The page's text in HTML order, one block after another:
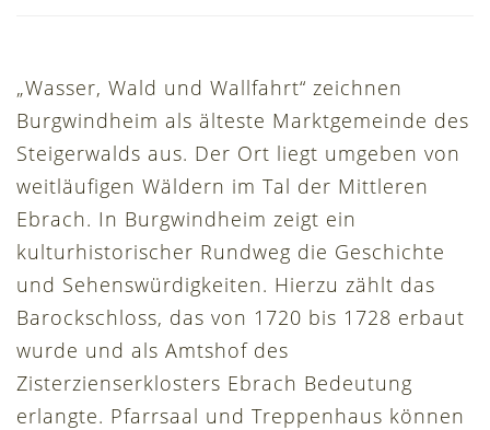
„Wasser, Wald und Wallfahrt“ zeichnen
Burgwindheim als älteste Marktgemeinde des
Steigerwalds aus. Der Ort liegt umgeben von
weitläufigen Wäldern im Tal der Mittleren
Ebrach. In Burgwindheim zeigt ein
kulturhistorischer Rundweg die Geschichte
und Sehenswürdigkeiten. Hierzu zählt das
Barockschloss, das von 1720 bis 1728 erbaut
wurde und als Amtshof des
Zisterzienserklosters Ebrach Bedeutung
erlangte. Pfarrsaal und Treppenhaus können